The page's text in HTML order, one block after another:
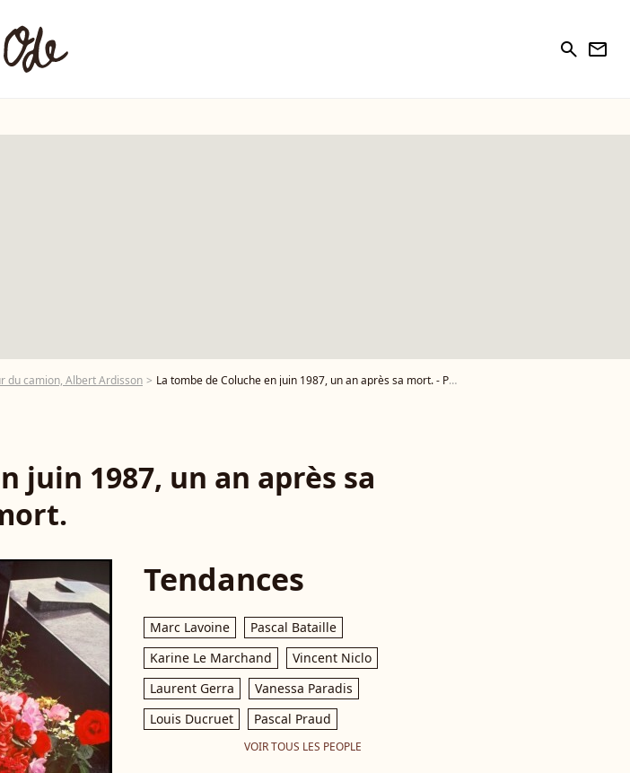
search newsletter
du camion, Albert Ardisson La tombe de Coluche en juin 1987, un an après sa mort. - Photo
juin 1987, un an après sa
Tendances
Marc Lavoine
Pascal Bataille
Karine Le Marchand
Vincent Niclo
Laurent Gerra
Vanessa Paradis
Louis Ducruet
Pascal Praud
VOIR TOUS LES PEOPLE